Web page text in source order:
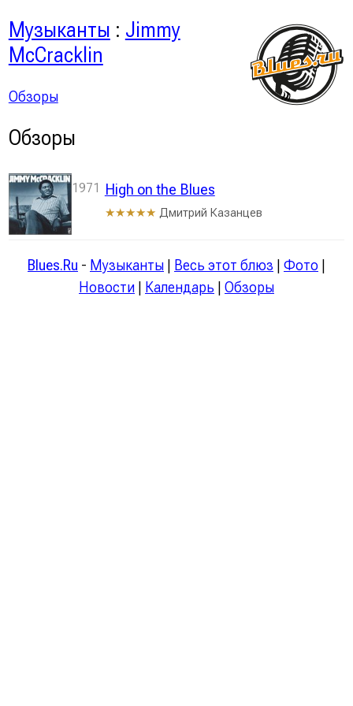
Музыканты : Jimmy
McCracklin
Обзоры
Обзоры
1971 High on the Blues
★★★★★ Дмитрий Казанцев
Blues.Ru - Музыканты | Весь этот блюз | Фото |
Новости | Календарь | Обзоры